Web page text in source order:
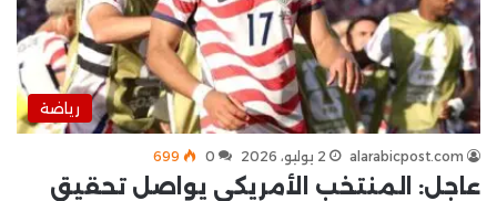
رياضة
alarabicpost.com 2 يوليو، 2026 0
699
عاجل: المنتخب الأمريكي يواصل تحقيق